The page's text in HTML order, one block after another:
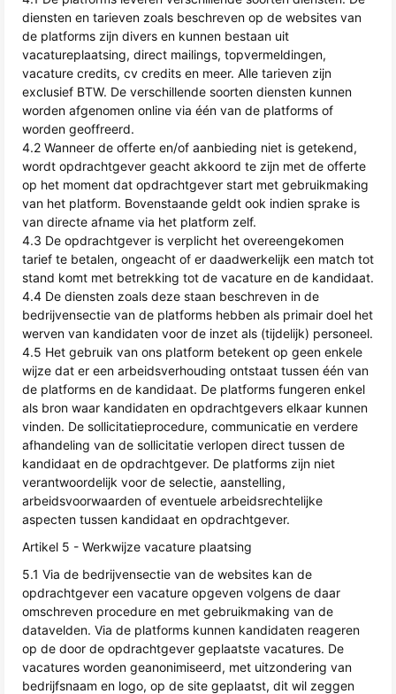
diensten en tarieven zoals beschreven op de websites van
de platforms zijn divers en kunnen bestaan uit
vacatureplaatsing, direct mailings, topvermeldingen,
vacature credits, cv credits en meer. Alle tarieven zijn
exclusief BTW. De verschillende soorten diensten kunnen
worden afgenomen online via één van de platforms of
worden geoffreerd.
4.2 Wanneer de offerte en/of aanbieding niet is getekend,
wordt opdrachtgever geacht akkoord te zijn met de offerte
op het moment dat opdrachtgever start met gebruikmaking
van het platform. Bovenstaande geldt ook indien sprake is
van directe afname via het platform zelf.
4.3 De opdrachtgever is verplicht het overeengekomen
tarief te betalen, ongeacht of er daadwerkelijk een match tot
stand komt met betrekking tot de vacature en de kandidaat.
4.4 De diensten zoals deze staan beschreven in de
bedrijvensectie van de platforms hebben als primair doel het
werven van kandidaten voor de inzet als (tijdelijk) personeel.
4.5 Het gebruik van ons platform betekent op geen enkele
wijze dat er een arbeidsverhouding ontstaat tussen één van
de platforms en de kandidaat. De platforms fungeren enkel
als bron waar kandidaten en opdrachtgevers elkaar kunnen
vinden. De sollicitatieprocedure, communicatie en verdere
afhandeling van de sollicitatie verlopen direct tussen de
kandidaat en de opdrachtgever. De platforms zijn niet
verantwoordelijk voor de selectie, aanstelling,
arbeidsvoorwaarden of eventuele arbeidsrechtelijke
aspecten tussen kandidaat en opdrachtgever.
Artikel 5 - Werkwijze vacature plaatsing
5.1 Via de bedrijvensectie van de websites kan de
opdrachtgever een vacature opgeven volgens de daar
omschreven procedure en met gebruikmaking van de
datavelden. Via de platforms kunnen kandidaten reageren
op de door de opdrachtgever geplaatste vacatures. De
vacatures worden geanonimiseerd, met uitzondering van
bedrijfsnaam en logo, op de site geplaatst, dit wil zeggen